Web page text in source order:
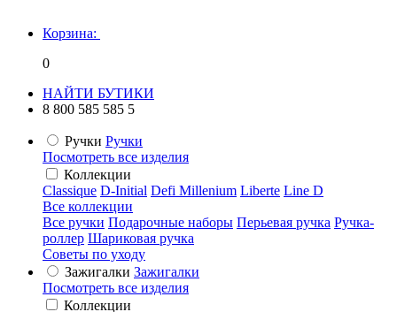
Корзина:
0
НАЙТИ БУТИКИ
8 800 585 585 5
Ручки Ручки
Посмотреть все изделия
Коллекции
Classique D-Initial Defi Millenium Liberte Line D
Все коллекции
Все ручки Подарочные наборы Перьевая ручка Ручка-
роллер Шариковая ручка
Советы по уходу
Зажигалки Зажигалки
Посмотреть все изделия
Коллекции